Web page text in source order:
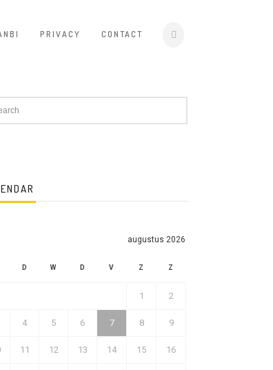
PRIVACY CONTACT
augustus 2026
D W D V Z Z
1 2
4 5 6 7 8 9
11 12 13 14 15 16